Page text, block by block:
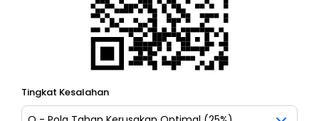
Tingkat Kesalahan